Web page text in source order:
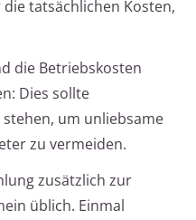
tatsächlichen Kosten,
die Betriebskosten
Dies sollte
um unliebsame
zu vermeiden.
zusätzlich zur
üblich. Einmal